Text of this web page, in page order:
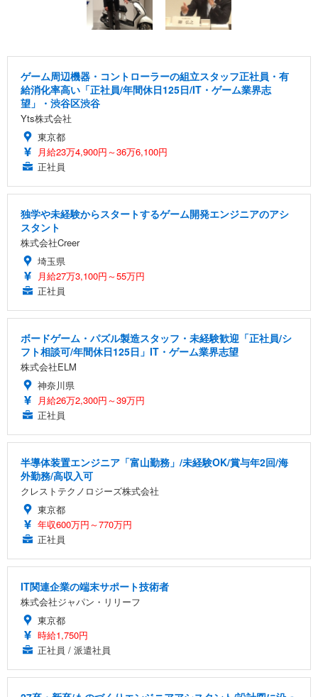
ゲーム周辺機器・コントローラーの組立スタッフ正社員・有
給消化率高い「正社員/年間休日125日/IT・ゲーム業界志
望」・渋谷区渋谷
Yts株式会社
東京都
月給23万4,900円～36万6,100円
正社員
独学や未経験からスタートするゲーム開発エンジニアのアシ
スタント
株式会社Creer
埼玉県
月給27万3,100円～55万円
正社員
ボードゲーム・パズル製造スタッフ・未経験歓迎「正社員/シ
フト相談可/年間休日125日」IT・ゲーム業界志望
株式会社ELM
神奈川県
月給26万2,300円～39万円
正社員
半導体装置エンジニア「富山勤務」/未経験OK/賞与年2回/海
外勤務/高収入可
クレストテクノロジーズ株式会社
東京都
年収600万円～770万円
正社員
IT関連企業の端末サポート技術者
株式会社ジャパン・リリーフ
東京都
時給1,750円
正社員 / 派遣社員